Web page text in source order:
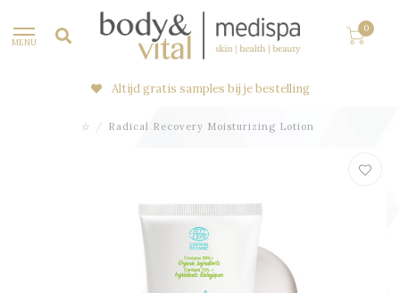
MENU
0
Altijd gratis samples bij je bestelling
☆ / Radical Recovery Moisturizing Lotion